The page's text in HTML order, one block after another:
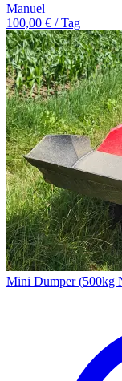
Manuel
100,00 € / Tag
Mini Dumper (500kg